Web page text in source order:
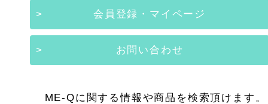
会員登録・マイページ
お問い合わせ
ME-Qに関する情報や商品を検索頂けます。